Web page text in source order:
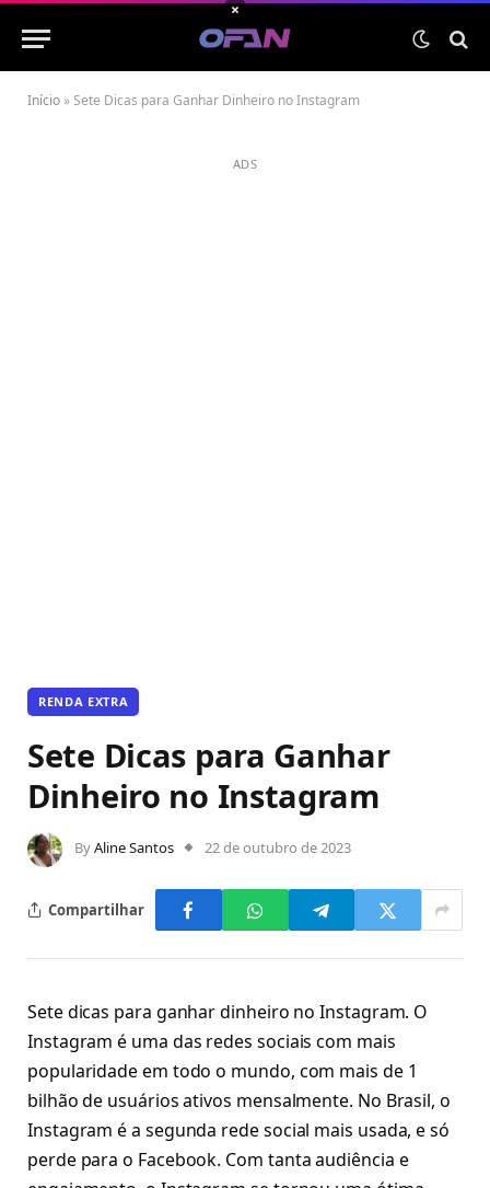
Início »Sete Dicas para Ganhar Dinheiro no Instagram
ADS
RENDA EXTRA
Sete Dicas para Ganhar
Dinheiro no Instagram
ByAline Santos 22 de outubro de 2023
Compartilhar
Sete dicas para ganhar dinheiro no Instagram. O
Instagram é uma das redes sociais com mais
popularidade em todo o mundo, com mais de 1
bilhão de usuários ativos mensalmente. No Brasil, o
Instagram é a segunda rede social mais usada, e só
perde para o Facebook. Com tanta audiência e
×